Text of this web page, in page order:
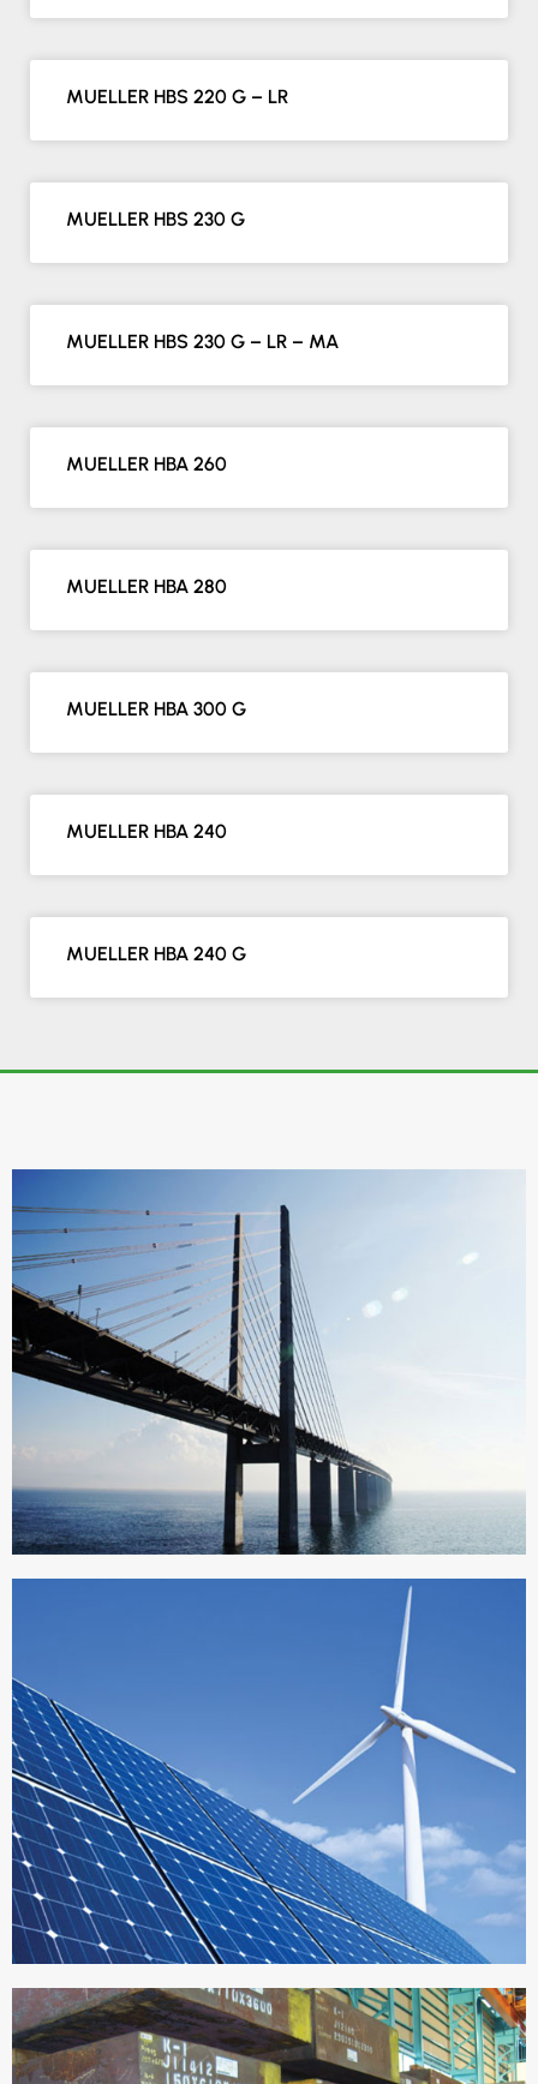
MUELLER HBS 220 G – LR
MUELLER HBS 230 G
MUELLER HBS 230 G – LR – MA
MUELLER HBA 260
MUELLER HBA 280
MUELLER HBA 300 G
MUELLER HBA 240
MUELLER HBA 240 G